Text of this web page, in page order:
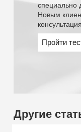
специально
Новым
Пройти
Другие